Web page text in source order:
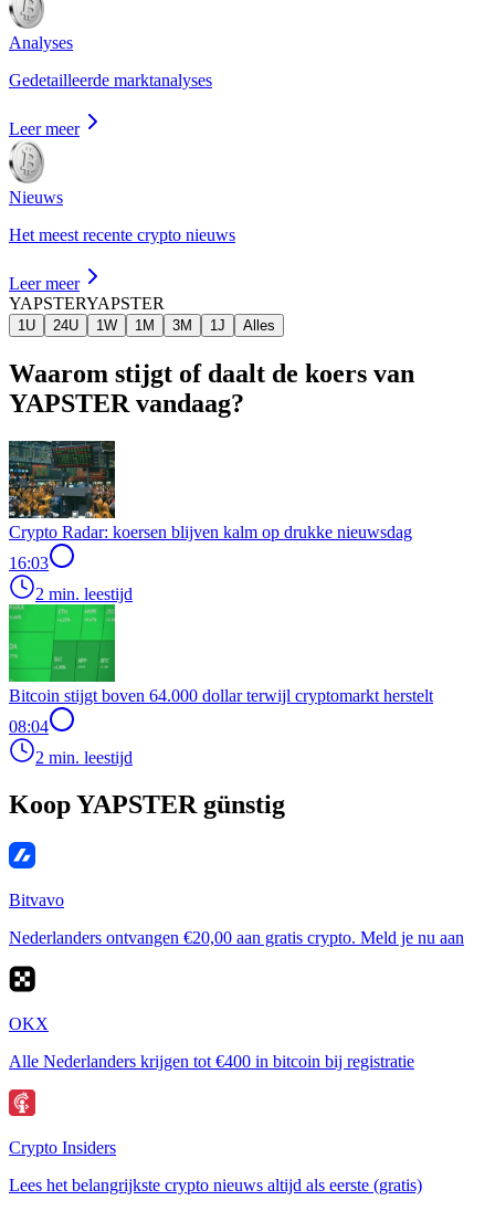
Analyses
Gedetailleerde marktanalyses
Leer meer
Nieuws
Het meest recente crypto nieuws
Leer meer
YAPSTERYAPSTER
1U 24U 1W 1M 3M 1J Alles
Waarom stijgt of daalt de koers van
YAPSTER vandaag?
Crypto Radar: koersen blijven kalm op drukke nieuwsdag
16:03
2 min. leestijd
Bitcoin stijgt boven 64.000 dollar terwijl cryptomarkt herstelt
08:04
2 min. leestijd
Koop YAPSTER günstig
Bitvavo
Nederlanders ontvangen €20,00 aan gratis crypto. Meld je nu aan
OKX
Alle Nederlanders krijgen tot €400 in bitcoin bij registratie
Crypto Insiders
Lees het belangrijkste crypto nieuws altijd als eerste (gratis)